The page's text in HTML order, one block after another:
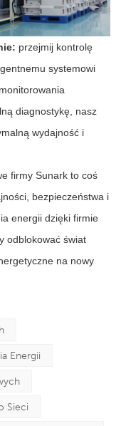
przejmij kontrolę
systemowi
diagnostykę, nasz
wydajność i
firmy Sunark to coś
bezpieczeństwa i
energii dzięki firmie
odblokować świat
na nowy
Energii
Sieci